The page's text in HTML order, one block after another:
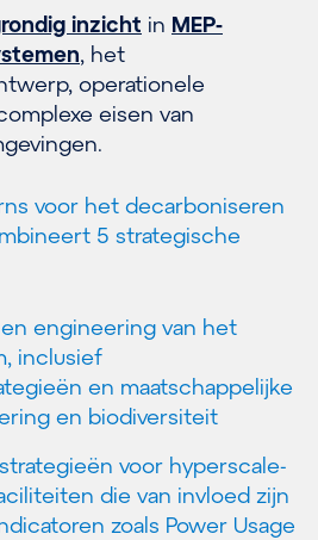
inzicht in MEP-
, het
operationele
eisen van
voor het decarboniseren
5 strategische
engineering van het
inclusief
en maatschappelijke
en biodiversiteit
voor hyperscale-
die van invloed zijn
zoals Power Usage